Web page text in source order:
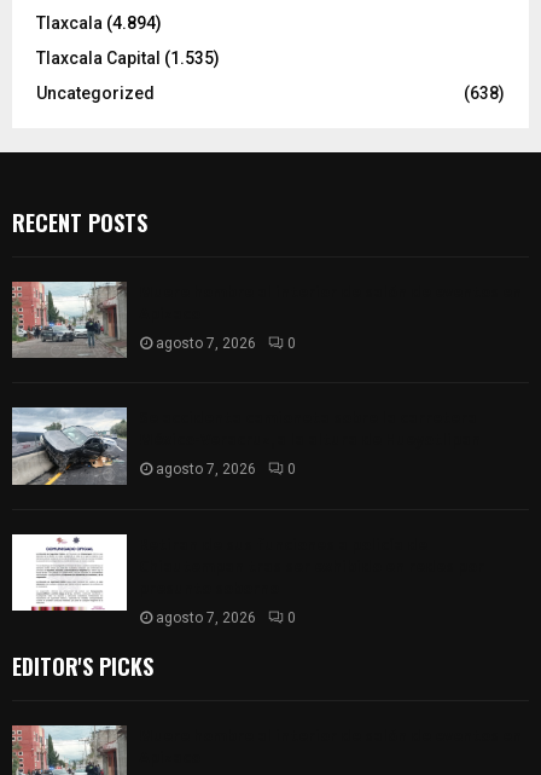
Tlaxcala (4.894)
Tlaxcala Capital (1.535)
Uncategorized
(638)
RECENT POSTS
agosto 7, 2026 0
agosto 7, 2026 0
agosto 7, 2026 0
EDITOR'S PICKS